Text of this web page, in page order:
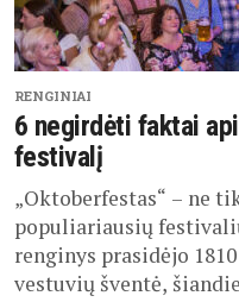
RENGINIAI
6 negirdėti faktai
festivalį
„Oktoberfestas“ – ne
populiariausių
renginys prasidėjo
vestuvių šventė,